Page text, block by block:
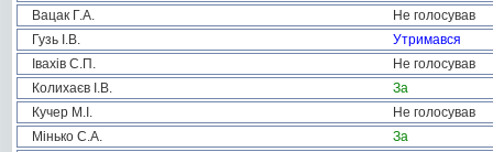
Вацак Г.А.
Не голосував
Гузь І.В.
Утримався
Івахів С.П.
Не голосував
Колихаєв І.В.
За
Кучер М.І.
Не голосував
Мінько С.А.
За